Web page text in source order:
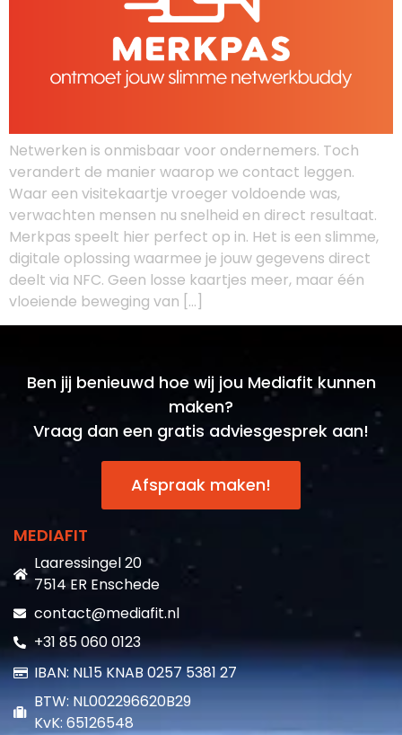
Netwerken is onmisbaar voor ondernemers. Toch
verandert de manier waarop we contact leggen.
Waar een visitekaartje vroeger voldoende was,
verwachten mensen nu snelheid en direct resultaat.
Merkpas speelt hier perfect op in. Het is een slimme,
digitale oplossing waarmee je jouw gegevens direct
deelt via NFC. Geen losse kaartjes meer, maar één
vloeiende beweging van […]
Ben jij benieuwd hoe wij jou Mediafit kunnen
maken?
Vraag dan een gratis adviesgesprek aan!
Afspraak maken!
MEDIAFIT
Laaressingel 20
7514 ER Enschede
contact@mediafit.nl
+31 85 060 0123
IBAN: NL15 KNAB 0257 5381 27
BTW: NL002296620B29
KvK: 65126548